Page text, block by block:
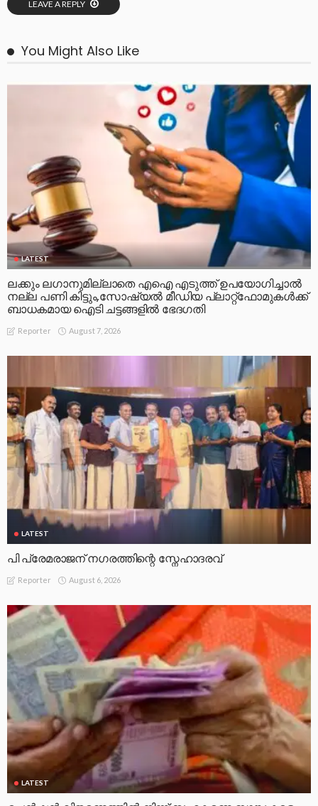
LEAVE A REPLY
You Might Also Like
LATEST
ലക്കും ലഗാനുമില്ലാതെ എഐ എടുത്ത് ഉപയോഗിച്ചാല്‍
നല്ല പണി കിട്ടും,സോഷ്യല്‍ മീഡിയ പ്ലാറ്റ്‌ഫോമുകള്‍ക്ക്
ബാധകമായ ഐടി ചട്ടങ്ങളില്‍ ഭേദഗതി
Reporter August 7, 2026
LATEST
പി പ്രേമരാജന് നഗരത്തിന്റെ സ്നേഹാദരവ്
Reporter August 6, 2026
LATEST